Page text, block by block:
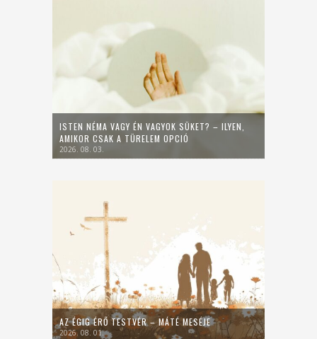
ISTEN NÉMA VAGY ÉN VAGYOK SÜKET? – ILYEN,
AMIKOR CSAK A TÜRELEM OPCIÓ
2026. 08. 03.
AZ ÉGIG ÉRŐ TESTVÉR – MÁTÉ MESÉJE
2026. 08. 01.